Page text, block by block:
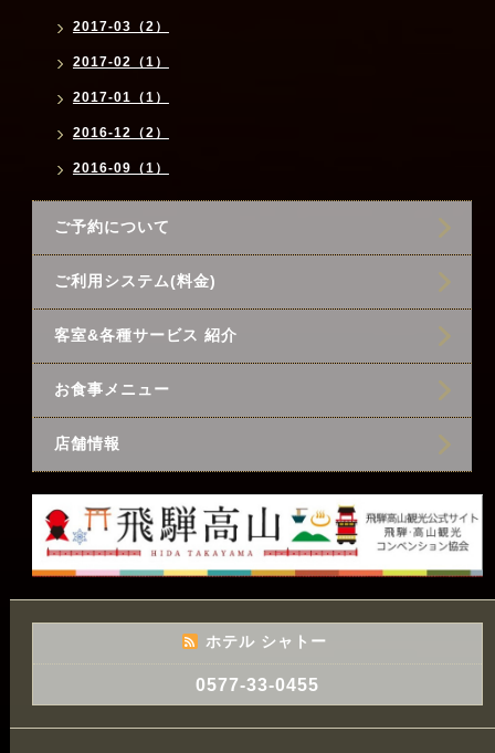
2017-03（2）
2017-02（1）
2017-01（1）
2016-12（2）
2016-09（1）
ご予約について
ご利用システム(料金)
客室&各種サービス 紹介
お食事メニュー
店舗情報
ホテル シャトー
0577-33-0455